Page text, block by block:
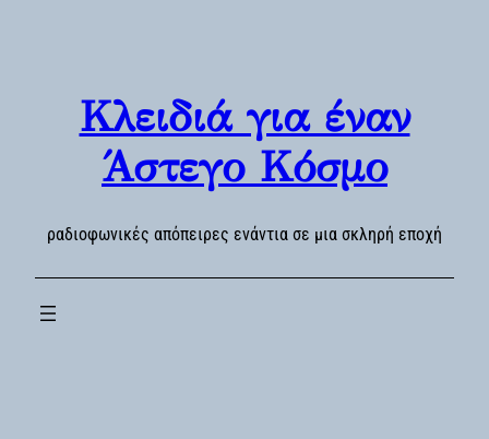
Κλειδιά για έναν
Άστεγο Κόσμο
ραδιοφωνικές απόπειρες ενάντια σε μια σκληρή εποχή